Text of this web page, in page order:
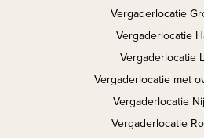
Vergaderlocatie
Vergaderlocatie
Vergaderlocatie
Vergaderlocatie met
Vergaderlocatie
Vergaderlocatie